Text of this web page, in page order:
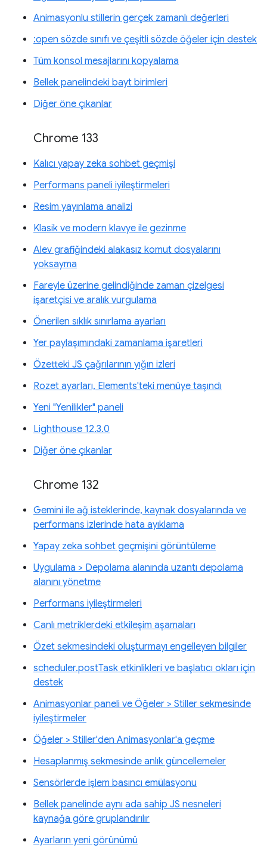
Animasyonlu stillerin gerçek zamanlı değerleri
:open sözde sınıfı ve çeşitli sözde öğeler için destek
Tüm konsol mesajlarını kopyalama
Bellek panelindeki bayt birimleri
Diğer öne çıkanlar
Chrome 133
Kalıcı yapay zeka sohbet geçmişi
Performans paneli iyileştirmeleri
Resim yayınlama analizi
Klasik ve modern klavye ile gezinme
Alev grafiğindeki alakasız komut dosyalarını
yoksayma
Fareyle üzerine gelindiğinde zaman çizelgesi
işaretçisi ve aralık vurgulama
Önerilen sıklık sınırlama ayarları
Yer paylaşımındaki zamanlama işaretleri
Özetteki JS çağrılarının yığın izleri
Rozet ayarları, Elements'teki menüye taşındı
Yeni "Yenilikler" paneli
Lighthouse 12.3.0
Diğer öne çıkanlar
Chrome 132
Gemini ile ağ isteklerinde, kaynak dosyalarında ve
performans izlerinde hata ayıklama
Yapay zeka sohbet geçmişini görüntüleme
Uygulama > Depolama alanında uzantı depolama
alanını yönetme
Performans iyileştirmeleri
Canlı metriklerdeki etkileşim aşamaları
Özet sekmesindeki oluşturmayı engelleyen bilgiler
scheduler.postTask etkinlikleri ve başlatıcı okları için
destek
Animasyonlar paneli ve Öğeler > Stiller sekmesinde
iyileştirmeler
Öğeler > Stiller'den Animasyonlar'a geçme
Hesaplanmış sekmesinde anlık güncellemeler
Sensörlerde işlem basıncı emülasyonu
Bellek panelinde aynı ada sahip JS nesneleri
kaynağa göre gruplandırılır
Ayarların yeni görünümü